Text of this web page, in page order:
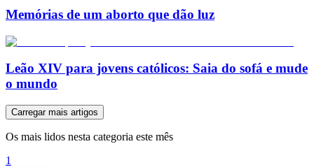
Memórias de um aborto que dão luz
Leão XIV para jovens católicos: Saia do sofá e mude
o mundo
Carregar mais artigos
Os mais lidos nesta categoria este mês
1